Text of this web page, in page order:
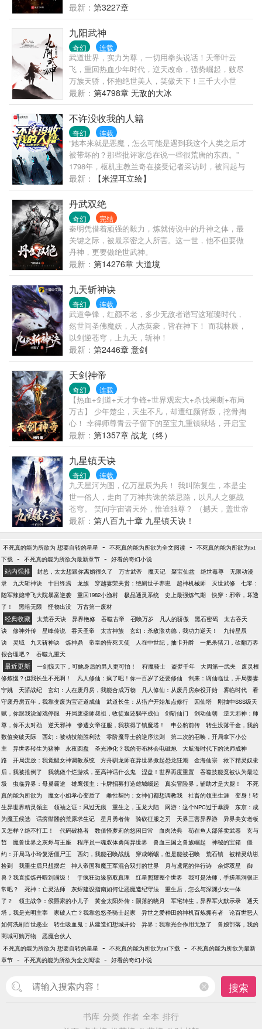
的风云，让整个世界围绕着你起舞，让人们因你的一
言一行心跳加速？ 谱写自我的法律，定下我说的规
矩，人生短短数十载，要么点亮自己，要么燃烧世
界！ ==================== 一个陌生的宇宙
里，一个与我们所认知完全不同的世界中，一堂别开
生面的历史课上，一位被授予多项国际学术荣誉的历
史系教授，带着他的卑微、敬畏和尊崇，在黑板上写
下了一个名字——林奇！ ====================
影视明星：“我认识林奇先生，林奇先生称赞过我的演
技！” 知名作家：“林奇先生给我的创作带来了很多的
灵感，我的成功得益于他对我的帮助！” 运动巨
星：“我要感谢林奇先生给予我的引导，让我在迷失中
找到了我自己！” 艺术宗师：“艺术源自于生活，生活
源自于林奇！” 社会名流：“我和林奇先生握过手，他
是一位非常和蔼可亲，平易近人的先生！” 联邦政
要：“我和林奇先生一起用过晚餐，他很风趣幽默，话
语中又藏着智慧，是一位了不起的人！” 每个人都爱林
奇先生，每个人都离不开他！
最新： 第3227章
九阳武神
奇幻 连载
武道世界，实力为尊，一切用拳头说话！天帝叶云
飞，重回热血少年时代，逆天改命，强势崛起，败尽
万族天骄，怀抱绝世美人，笑傲天下！三千大小世
界，唯我独尊！
最新： 第4798章 无敌的大冰
不许没收我的人籍
奇幻 连载
“她本来就是恶魔，怎么可能是遇到我这个人类之后才
被带坏的？那些批评家总在说一些很荒唐的东西。”
1798年，枢机主教兰奇在接受记者采访时，被问起与
那位流亡的魔族末裔公主的过往，以及近期魔族复苏
的迹象，他表示： “我为扞卫世界和平做出了太多努
力，我很确信，魔族在她的带领下绝无复国可能。”
…… 1802年冬天，魔族复国成功。 【请根据以上材
料，指出导致魔族复国的主要战犯是谁，并说明为什
么是兰奇。（10分）】 ——选自《帝国历史统考经典
考题集》
最新： 【米涅耳立绘】
丹武双绝
奇幻 完结
秦明凭借着顽强的毅力，炼就传说中的丹神之体，最
关键之际，被最亲密之人所害。这一世，他不但要做
丹神，更要做绝世武神。
最新： 第14276章 大道境
九天斩神诀
奇幻 连载
武道争锋，红颜不老，多少无敌者谱写这璀璨时代，
然世间圣佛魔妖，人杰英豪，皆在神下！ 而我林辰，
以剑逆苍穹，上九天，斩神！
最新： 第2446章 意剑
天剑神帝
奇幻 连载
【热血+剑道+天才争锋+世界观宏大+杀伐果断+布局
万古】 少年楚尘，天生不凡，却遭红颜背叛，挖骨掏
心！ 幸得师尊青云子留下的至宝九重镇狱塔，开启宝
塔，才得以逆天改命！ 九重镇狱塔第一层，有纵横天
神界的无上剑魔噬天剑魔！噬天剑魔传授楚尘无敌帝
经《噬天帝经》！ 《噬天帝经》，吞天吞地，噬魔噬
神！从此以后，楚尘以剑噬天地，以剑问长生！ 叛他
的，辱他的，他要他们千百倍的还回来！爱他的，惜
他的，他护他们一生无恙！ 剑道成神我最狂，仙魔神
佛一剑诛！今生，他要做一代剑神！
最新： 第1357章 战龙（终）
九星镇天诀
奇幻 连载
九天星河为图，亿万星辰为兵！ 我叫陈复生，本是尘
世一俗人，走向了万神共诛的禁忌路，以凡人之躯战
苍穹。 笑问宇宙诸天外，惟谁独尊？ （撼天，盖世帝
尊，帝道独尊，盖世人王，青天第五部小说发布）
最新： 第八百九十章 九星镇天诀！
不死真的能为所欲为 想要自转的星星 - 不死真的能为所欲为全文阅读 - 不死真的能为所欲为txt
下载 - 不死真的能为所欲为最新章节 - 好看的奇幻小说
站内强推 封总，太太想跟你离婚很久了 万古武帝 魔天记 聚宝仙盆 绝世毒尊
无限动漫
录
九天斩神诀 十日终焉 龙族 穿越妻荣夫贵：绝嗣世子养崽 超神机械师 灭世武修
七零：
随军辣媳带飞大院暴富逆袭
重回1982小渔村 极品通灵系统 史上最强炼气期
快穿：邪帝，坏透
了！
黑暗无限 怪物出没 万古第一废材
经典收藏 太荒吞天诀 异界艳修 吞噬古帝 召唤万岁 凡人的骄傲 黑石密码
太古吞天
诀
修神外传 星峰传说 吞天圣帝 太古神族 玄幻：杀敌涨功德，我功力逆天！
九转星辰
诀
灵域 九天斩神诀 炼神鼎 帝皇的告死天使 人在中世纪，抽卡升爵
一把杀猪刀，砍翻万界
很合理吧？
吞噬九重天
最近更新 一剑惊天下，可她身后的男人更可怕！ 狩魔骑士 盗梦千年 大周第一武夫
废灵根
修炼慢？但我长生不死啊！
凡人修仙：疯了吧！你一百岁了还要修仙
剑来：谪仙临世，开局娶妻
宁姚
天骄战纪 玄幻：人在废丹房，我能合成万物 凡人修仙：从废丹房杂役开始 雾临时代
看
守废丹房五年，我靠变废为宝证道成仙
武道长生：从猎户开始加点修行 囚仙塔
刚抽中SSS级天
赋，你跟我说游戏停服
开局废柴师叔祖，收徒返还躺平成仙 剑斩仙门 剑动仙朝
逆天邪神：师
尊，你不太对劲
逆天邪神 惨遭女帝征服，我获得了镇魔塔！ 申公豹前传
转生没落千金，我的
数值突破天际
西幻：被动技能胜利法 零阶魔导士的逆序法则
第二次的召唤，开局拿下小公
主
异世界转生为猪神 永夜圆盘 圣光净化？我的哥布林会电磁炮
大航海时代下的法师成神
路
开局流放：我觉醒女神调教系统 方舟驯龙师在异世界掀起恐龙狂潮 金海仙宗
救下精灵奴隶
后，我被推倒了
我就做个烂游戏，至高神话什么鬼 涅盘！世界再度重置
吞噬技能竟被认为最垃
圾
虫临异界：母巢霸途 雄鹰领主：卡牌招募打造雄城崛起 真实冒险界，辅助才是大腿！
不死
真的能为所欲为
魔女小姐孝心变质了 雌性契约：女神们都想调教我 社畜的领主生涯
变身！转
生异世界精灵领主
领袖之证：风过无痕 重生之，玉龙大陆 网游：这个NPC过于暴躁
东京：成
为魔王候选
话痨骷髅的荒原求生记 星月勇者传 骑砍征服之刃 天界三害异界游
异界美女老板
又怎样？绝不打工！
代码破格者 数值怪萝莉的悠闲日常 血肉法典 苟在鱼人部落卖武器
玄与
皙
魔兽世界之灰烬与王座 程序员一魂双体勇闯异世界 兽血三国之兽族崛起 神秘的宝箱
僵
约：开局马小玲复活僵尸王
西幻，我能召唤战舰 穿成蜥蜴，但是能被召唤 荒石镇
被精灵幼崽
捡到
我重生后只想摆烂 神人帝国和魔王军混合双打的世界 月与鸢尾的伴行诗 余烬双星
御
兽？我直接炼丹喂到满级！
于疯狂边缘窃取真理 红星照耀整个世界
我可是法师，手搓黑洞很正
常吧？
死神：亡灵法师 灰烬建设指南如何让恶魔遵纪守法
重生后，怎么与深渊少女一体
了？
领主战争：侯爵家的小儿子 黄金太阳外传：陨落的晓月 军宅转生，异界军火默示录
通天
塔，我是光明主宰
家破人亡？我靠忽悠圣骑士起家 异世之爱种田的神机百炼拥有者
论百世恶人
如何洗刷百世恶业
转生吸血鬼：从建造幻想城开始 异界：我靠光合作用无敌了
兽娘部落，我的
商城可购万物
恶魔合伙人
不死真的能为所欲为 想要自转的星星 - 不死真的能为所欲为txt下载 - 不死真的能为所欲为最新
章节 - 不死真的能为所欲为全文阅读 - 好看的奇幻小说
搜索
书库 分类 作者 全本 排行